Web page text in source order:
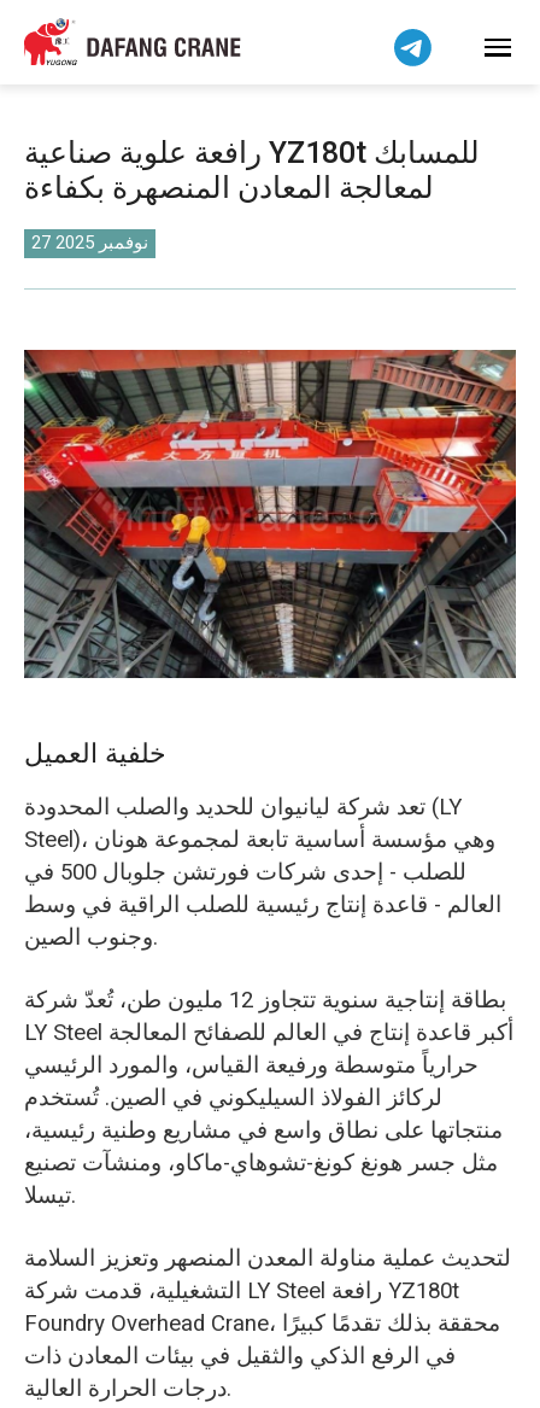
رافعة علوية صناعية YZ180t للمسابك
لمعالجة المعادن المنصهرة بكفاءة
27 نوفمبر 2025
خلفية العميل
تعد شركة ليانيوان للحديد والصلب المحدودة (LY
Steel)، وهي مؤسسة أساسية تابعة لمجموعة هونان
للصلب - إحدى شركات فورتشن جلوبال 500 في
العالم - قاعدة إنتاج رئيسية للصلب الراقية في وسط
وجنوب الصين.
بطاقة إنتاجية سنوية تتجاوز 12 مليون طن، تُعدّ شركة
LY Steel أكبر قاعدة إنتاج في العالم للصفائح المعالجة
حرارياً متوسطة ورفيعة القياس، والمورد الرئيسي
لركائز الفولاذ السيليكوني في الصين. تُستخدم
منتجاتها على نطاق واسع في مشاريع وطنية رئيسية،
مثل جسر هونغ كونغ-تشوهاي-ماكاو، ومنشآت تصنيع
تيسلا.
لتحديث عملية مناولة المعدن المنصهر وتعزيز السلامة
التشغيلية، قدمت شركة LY Steel رافعة YZ180t
Foundry Overhead Crane، محققة بذلك تقدمًا كبيرًا
في الرفع الذكي والثقيل في بيئات المعادن ذات
درجات الحرارة العالية.
Bahasa Indonesia
Bahasa Melayu
বাংলা
فارسی
Pilipino
اردو
Čeština
Беларуская мова
Kiswahili
Dansk
Norsk
O‘zbekcha